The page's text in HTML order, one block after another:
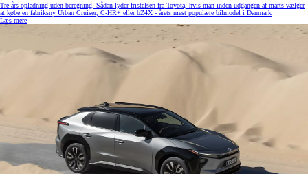
Tre års opladning uden beregning. Sådan lyder fristelsen fra Toyota, hvis man inden udgangen af marts vælger
at købe en fabriksny Urban Cruiser, C-HR+ eller bZ4X - årets mest populære bilmodel i Danmark
Læs mere